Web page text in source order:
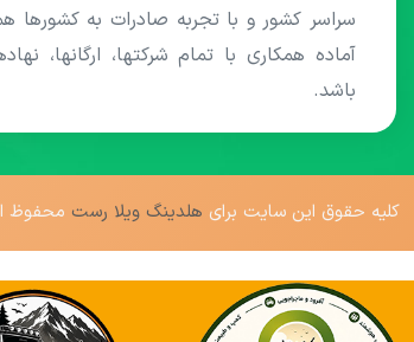
سراسر کشور و با تجربه صادرات به کشورها
آماده همکاری با تمام شرکتها، ارگانها،
باشد.
کلیه حقوق این سایت برای هلدینگ ویلا رست محفوظ است